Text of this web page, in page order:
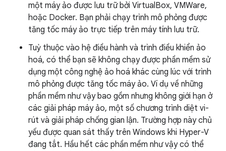
một máy ảo được lưu trữ bởi VirtualBox, VMWare,
hoặc Docker. Bạn phải chạy trình mô phỏng được
tăng tốc máy ảo trực tiếp trên máy tính lưu trữ.
Tuỳ thuộc vào hệ điều hành và trình điều khiển ảo
hoá, có thể bạn sẽ không chạy được phần mềm sử
dụng một công nghệ ảo hoá khác cùng lúc với trình
mô phỏng được tăng tốc máy ảo. Ví dụ về những
phần mềm như vậy bao gồm nhưng không giới hạn ở
các giải pháp máy ảo, một số chương trình diệt vi-
rút và giải pháp chống gian lận. Trường hợp này chủ
yếu được quan sát thấy trên Windows khi Hyper-V
đang tắt. Hầu hết các phần mềm như vậy có thể